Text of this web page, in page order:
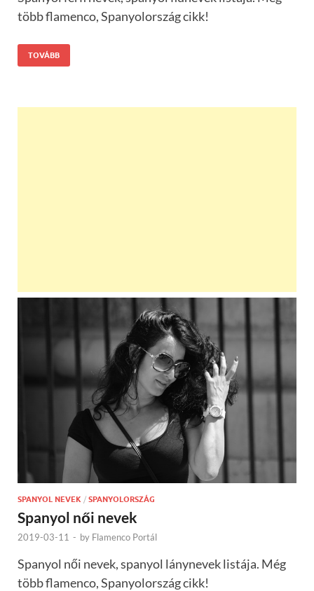
több flamenco, Spanyolország cikk!
TOVÁBB
SPANYOL NEVEK / SPANYOLORSZÁG
Spanyol női nevek
2019-03-11 - by Flamenco Portál
Spanyol női nevek, spanyol lánynevek listája. Még
több flamenco, Spanyolország cikk!